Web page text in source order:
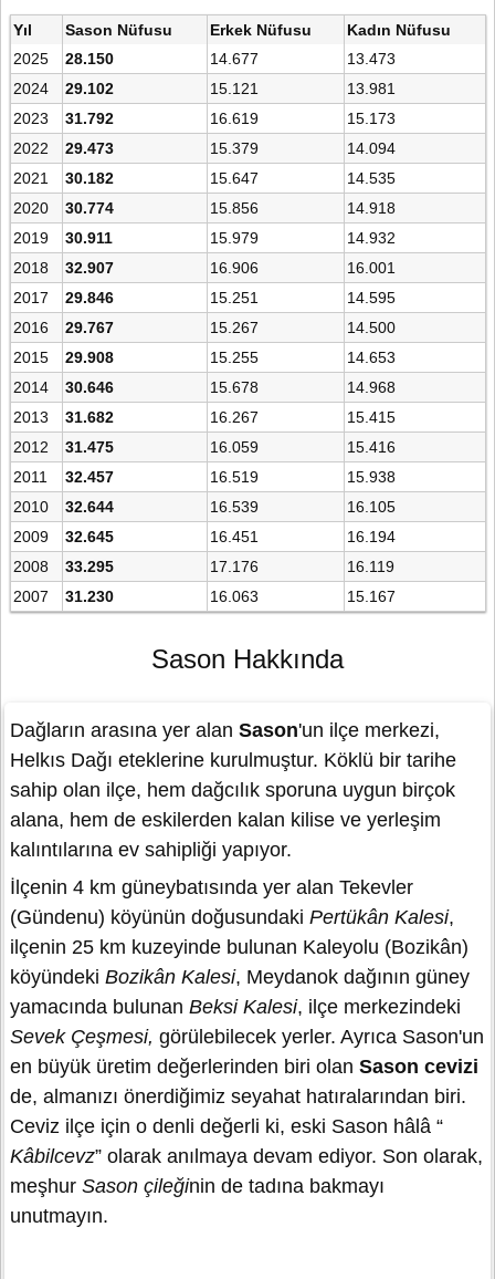
Yıl Sason Nüfusu Erkek Nüfusu
Kadın Nüfusu
2025
28.150 14.677
13.473
2024
29.102 15.121
13.981
2023
31.792 16.619
15.173
2022
29.473 15.379
14.094
2021
30.182 15.647
14.535
2020
30.774 15.856
14.918
2019
30.911 15.979
14.932
2018
32.907 16.906
16.001
2017
29.846 15.251
14.595
2016
29.767 15.267
14.500
2015
29.908 15.255
14.653
2014
30.646 15.678
14.968
2013
31.682 16.267
15.415
2012
31.475 16.059
15.416
2011
32.457 16.519
15.938
2010
32.644 16.539
16.105
2009
32.645 16.451
16.194
2008
33.295 17.176
16.119
2007
31.230 16.063 15.167
Sason Hakkında
Dağların arasına yer alan Sason'un ilçe merkezi,
Helkıs Dağı eteklerine kurulmuştur. Köklü bir tarihe
sahip olan ilçe, hem dağcılık sporuna uygun birçok
alana, hem de eskilerden kalan kilise ve yerleşim
kalıntılarına ev sahipliği yapıyor.
İlçenin 4 km güneybatısında yer alan Tekevler
(Gündenu) köyünün doğusundaki Pertükân Kalesi,
ilçenin 25 km kuzeyinde bulunan Kaleyolu (Bozikân)
köyündeki Bozikân Kalesi, Meydanok dağının güney
yamacında bulunan Beksi Kalesi, ilçe merkezindeki
Sevek Çeşmesi, görülebilecek yerler. Ayrıca Sason'un
en büyük üretim değerlerinden biri olan Sason cevizi
de, almanızı önerdiğimiz seyahat hatıralarından biri.
Ceviz ilçe için o denli değerli ki, eski Sason hâlâ “
Kâbilcevz” olarak anılmaya devam ediyor. Son olarak,
meşhur Sason çileğinin de tadına bakmayı
unutmayın.